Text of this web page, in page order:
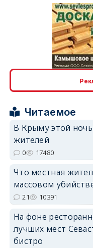
Читаемое
В Крыму этой
жителей
0 17480
Что местная
массовом
21 10391
На фоне
лучших мест
бистро